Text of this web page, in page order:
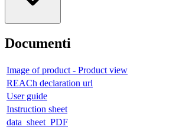
Documenti
Image of product - Product view
REACh declaration url
User guide
Instruction sheet
data_sheet_PDF